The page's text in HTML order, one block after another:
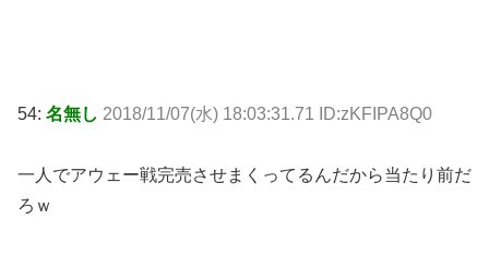
54: 名無し 2018/11/07(水) 18:03:31.71 ID:zKFIPA8Q0
一人でアウェー戦完売させまくってるんだから当たり前だ
ろｗ